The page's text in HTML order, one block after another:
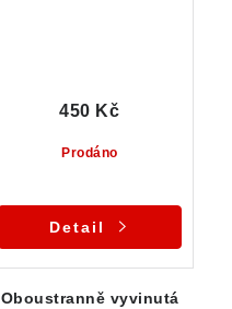
Prodáno
450 Kč
Detail
Oboustranně vyvinutá